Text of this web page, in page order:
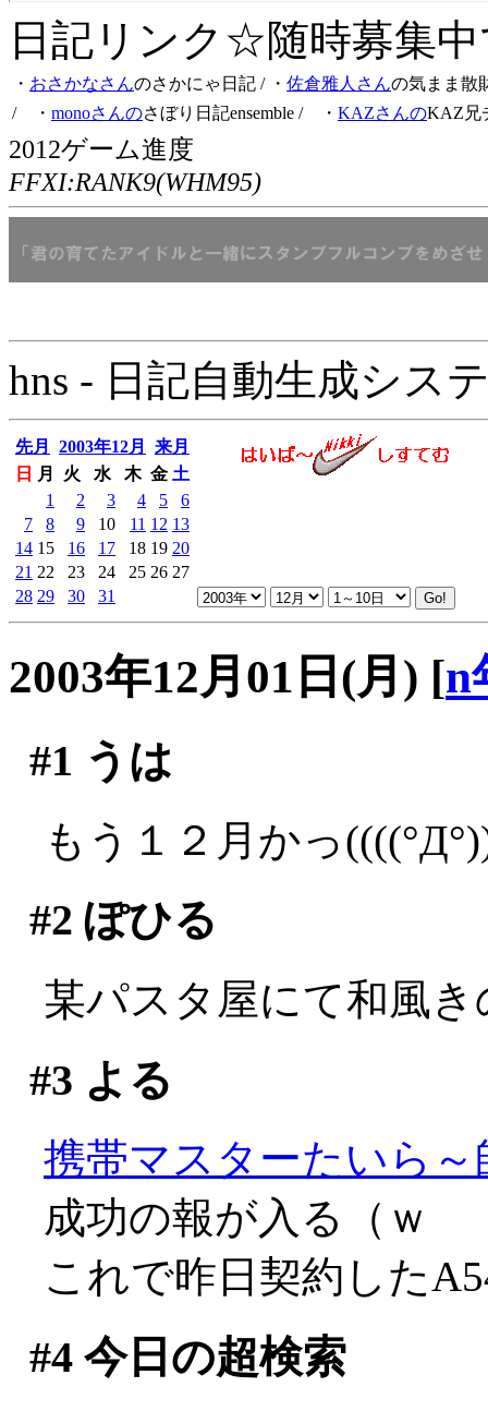
日記リンク☆随時募集
・ おさかなさんのさかにゃ日記 / ・ 佐倉雅人さんの気まま散
/ ・ monoさんのさぼり日記ensemble / ・ KAZさんのKAZ兄
2012ゲーム進度
FFXI:RANK9(WHM95)
hns - 日記自動生成シス
先月 2003年12月
来月
日
月 火 水 木 金 土
1
2 3 4 5
6
7
8 9 10 11 12 13
14 15 16 17 18 19 20
21 22 23 24 25 26 27
28 29 30 31
2003年12月01日(月) [n
#1 うは
もう１２月かっ
#2 ぽひる
某パスタ屋にて和風
#3 よる
携帯マスターたいら～
成功の報が入る（ｗ
これで昨日契約した
#4今日の超検索